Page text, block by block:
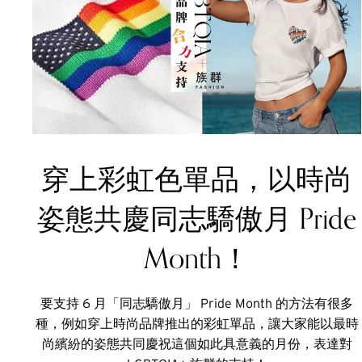
穿上彩虹色單品，以時尚
姿態共慶同志驕傲月 Pride
Month！
要支持 6 月「同志驕傲月」 Pride Month 的方法有很多
種，例如穿上時尚品牌推出的彩虹單品，讓大家能以最時
尚繽紛的姿態共同慶祝這個如此具意義的月份，表達對